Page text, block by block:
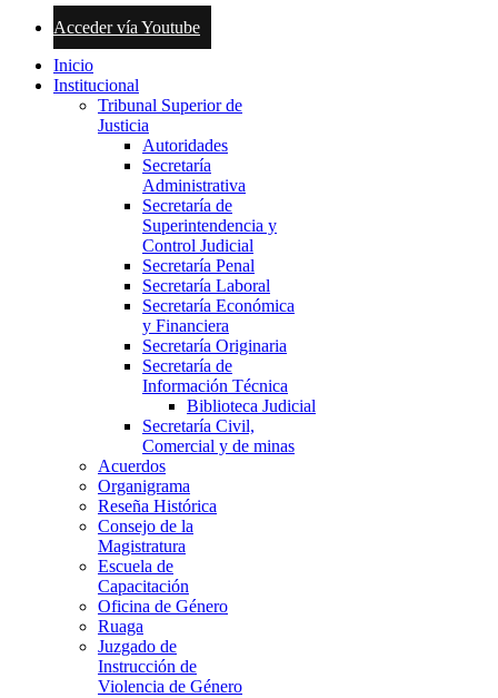
Acceder vía Youtube
Inicio
Institucional
Tribunal Superior de
Justicia
Autoridades
Secretaría
Administrativa
Secretaría de
Superintendencia y
Control Judicial
Secretaría Penal
Secretaría Laboral
Secretaría Económica
y Financiera
Secretaría Originaria
Secretaría de
Información Técnica
Biblioteca Judicial
Secretaría Civil,
Comercial y de minas
Acuerdos
Organigrama
Reseña Histórica
Consejo de la
Magistratura
Escuela de
Capacitación
Oficina de Género
Ruaga
Juzgado de
Instrucción de
Violencia de Género